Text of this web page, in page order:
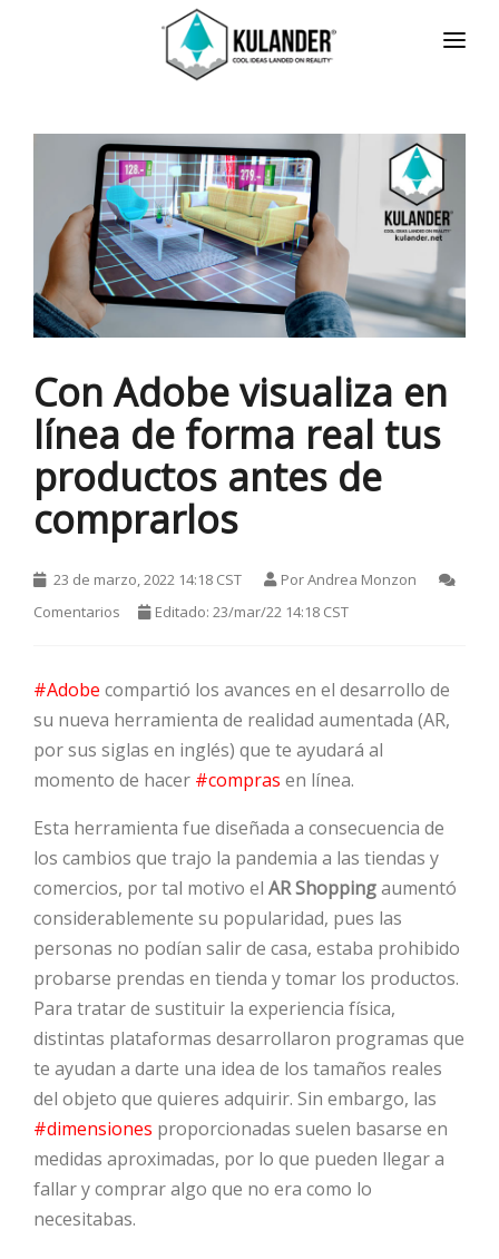
NOTICIAS
SERVICIOS
HOT
HOT
HOT
REVIEWS
ACERCA
CONTACTO
ENGLISH
Con Adobe visualiza en
línea de forma real tus
productos antes de
comprarlos
23 de marzo, 2022 14:18 CST PorAndrea Monzon
Comentarios
Editado: 23/mar/22 14:18 CST
#Adobe compartió los avances en el desarrollo de
su nueva herramienta de realidad aumentada (AR,
por sus siglas en inglés) que te ayudará al
momento de hacer #compras en línea.
Esta herramienta fue diseñada a consecuencia de
los cambios que trajo la pandemia a las tiendas y
comercios, por tal motivo el AR Shoppingaumentó
considerablemente su popularidad, pues las
personas no podían salir de casa, estaba prohibido
probarse prendas en tienda y tomar los productos.
Para tratar de sustituir la experiencia física,
distintas plataformas desarrollaron programas que
te ayudan a darte una idea de los tamaños reales
del objeto que quieres adquirir. Sin embargo, las
#dimensiones proporcionadas suelen basarse en
medidas aproximadas, por lo que pueden llegar a
fallar y comprar algo que no era como lo
necesitabas.